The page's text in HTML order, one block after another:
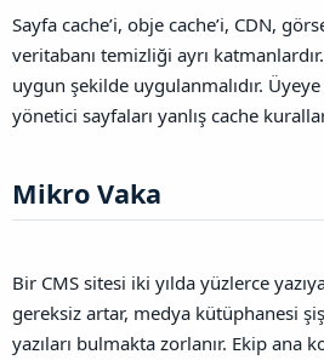
Sayfa cache’i, obje cache’i, CDN,
veritabanı temizliği ayrı
uygun şekilde uygulanmalıdır.
yönetici sayfaları yanlış cache
Mikro Vaka​
Bir CMS sitesi iki yılda yüzlerce
gereksiz artar, medya kütüphanesi
yazıları bulmakta zorlanır. Ekip ana